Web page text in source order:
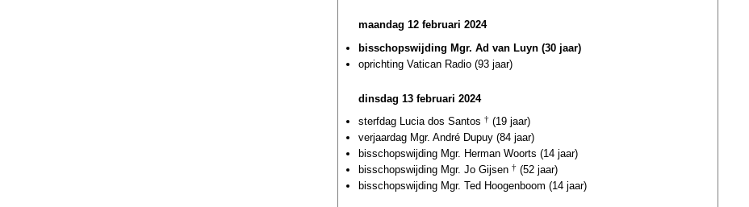
maandag 12 februari 2024
bisschopswijding Mgr. Ad van Luyn (30 jaar)
oprichting Vatican Radio (93 jaar)
dinsdag 13 februari 2024
sterfdag Lucia dos Santos † (19 jaar)
verjaardag Mgr. André Dupuy (84 jaar)
bisschopswijding Mgr. Herman Woorts (14 jaar)
bisschopswijding Mgr. Jo Gijsen † (52 jaar)
bisschopswijding Mgr. Ted Hoogenboom (14 jaar)